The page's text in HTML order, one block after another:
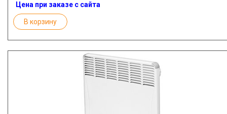
Цена при заказе с сайта
В корзину